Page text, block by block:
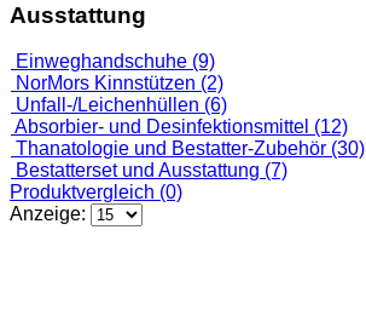
Ausstattung
Einweghandschuhe (9)
NorMors Kinnstützen (2)
Unfall-/Leichenhüllen (6)
Absorbier- und Desinfektionsmittel (12)
Thanatologie und Bestatter-Zubehör (30)
Bestatterset und Ausstattung (7)
Produktvergleich (0)
Anzeige: